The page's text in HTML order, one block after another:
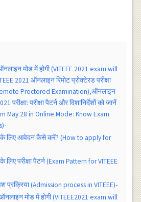
ऑनलाइन मोड में होगी (VITEEE 2021 exam will
2021 ऑनलाइन रिमोट प्रोक्टेरड परीक्षा
Proctored Examination),ऑनलाइन
परीक्षा: परीक्षा पैटर्न और दिशानिर्देशों को जानें
May 28 in Online Mode: Know Exam
के लिए आवेदन कैसे करें? (How to apply for
लिए परीक्षा पैटर्न (Exam Pattern for VITEEE
प्रक्रिया (Admission process in VITEEE)-
ऑनलाइन मोड में होगी (VITEEE2021 exam will